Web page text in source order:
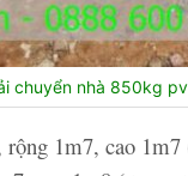
chuyển nhà 850kg
1m7, cao